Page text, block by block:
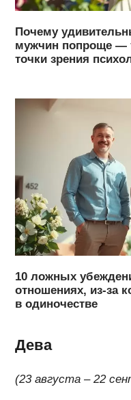
Почему
мужчин попроще —
точки зрения
10 ложных
отношениях, из-за
в одиночестве
Дева
(23 августа – 22